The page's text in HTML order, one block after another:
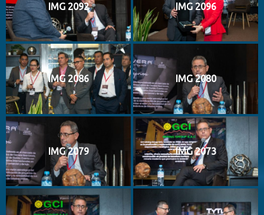
IMG 2092 IMG 2096
IMG 2086 IMG 2080
IMG 2079 IMG 2073